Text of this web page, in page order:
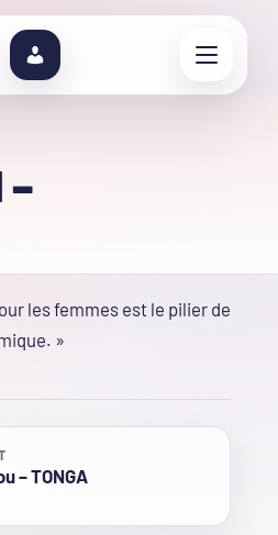
–
les femmes est le pilier de
»
– TONGA